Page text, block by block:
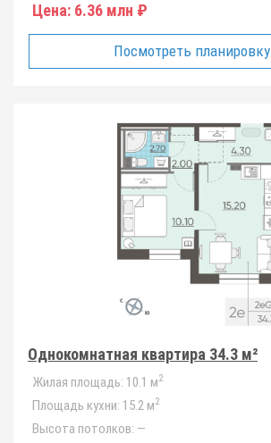
Цена: 6.36 млн ₽
Посмотреть планировку
Однокомнатная квартира 34.3 м²
Жилая площадь: 10.1 м2
Площадь кухни: 15.2 м2
Высота потолков: —